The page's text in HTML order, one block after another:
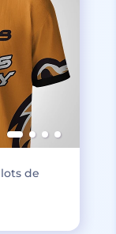
de